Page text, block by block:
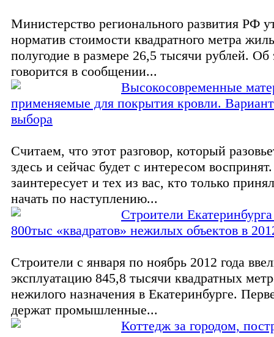
Министерство регионального развития РФ
норматив стоимости квадратного метра
полугодие в размере 26,5 тысячи рублей. Об
говорится в сообщении...
Высокосовременные
применяемые для покрытия кровли.
выбора
Считаем, что этот разговор, который
здесь и сейчас будет с интересом
заинтересует и тех из вас, кто только
начать по наступлению...
Строители
800тыс «квадратов» нежилых объектов в
Строители с января по ноябрь 2012 года
эксплуатацию 845,8 тысячи квадратных
нежилого назначения в Екатеринбурге.
держат промышленные...
Коттедж за городом,